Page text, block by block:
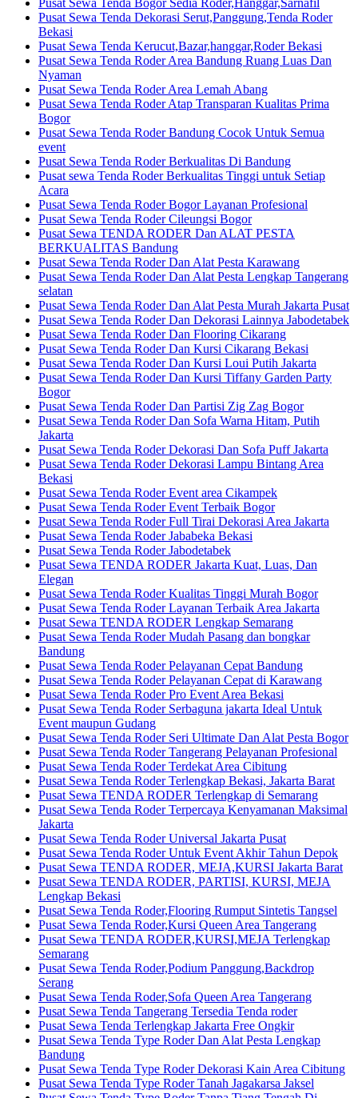
Pusat Sewa Tenda Bogor Sedia Roder,Hanggar,Sarnafil
Pusat Sewa Tenda Dekorasi Serut,Panggung,Tenda Roder
Bekasi
Pusat Sewa Tenda Kerucut,Bazar,hanggar,Roder Bekasi
Pusat Sewa Tenda Roder Area Bandung Ruang Luas Dan
Nyaman
Pusat Sewa Tenda Roder Area Lemah Abang
Pusat Sewa Tenda Roder Atap Transparan Kualitas Prima
Bogor
Pusat Sewa Tenda Roder Bandung Cocok Untuk Semua
event
Pusat Sewa Tenda Roder Berkualitas Di Bandung
Pusat sewa Tenda Roder Berkualitas Tinggi untuk Setiap
Acara
Pusat Sewa Tenda Roder Bogor Layanan Profesional
Pusat Sewa Tenda Roder Cileungsi Bogor
Pusat Sewa TENDA RODER Dan ALAT PESTA
BERKUALITAS Bandung
Pusat Sewa Tenda Roder Dan Alat Pesta Karawang
Pusat Sewa Tenda Roder Dan Alat Pesta Lengkap Tangerang
selatan
Pusat Sewa Tenda Roder Dan Alat Pesta Murah Jakarta Pusat
Pusat Sewa Tenda Roder Dan Dekorasi Lainnya Jabodetabek
Pusat Sewa Tenda Roder Dan Flooring Cikarang
Pusat Sewa Tenda Roder Dan Kursi Cikarang Bekasi
Pusat Sewa Tenda Roder Dan Kursi Loui Putih Jakarta
Pusat Sewa Tenda Roder Dan Kursi Tiffany Garden Party
Bogor
Pusat Sewa Tenda Roder Dan Partisi Zig Zag Bogor
Pusat Sewa Tenda Roder Dan Sofa Warna Hitam, Putih
Jakarta
Pusat Sewa Tenda Roder Dekorasi Dan Sofa Puff Jakarta
Pusat Sewa Tenda Roder Dekorasi Lampu Bintang Area
Bekasi
Pusat Sewa Tenda Roder Event area Cikampek
Pusat Sewa Tenda Roder Event Terbaik Bogor
Pusat Sewa Tenda Roder Full Tirai Dekorasi Area Jakarta
Pusat Sewa Tenda Roder Jababeka Bekasi
Pusat Sewa Tenda Roder Jabodetabek
Pusat Sewa TENDA RODER Jakarta Kuat, Luas, Dan
Elegan
Pusat Sewa Tenda Roder Kualitas Tinggi Murah Bogor
Pusat Sewa Tenda Roder Layanan Terbaik Area Jakarta
Pusat Sewa TENDA RODER Lengkap Semarang
Pusat Sewa Tenda Roder Mudah Pasang dan bongkar
Bandung
Pusat Sewa Tenda Roder Pelayanan Cepat Bandung
Pusat Sewa Tenda Roder Pelayanan Cepat di Karawang
Pusat Sewa Tenda Roder Pro Event Area Bekasi
Pusat Sewa Tenda Roder Serbaguna jakarta Ideal Untuk
Event maupun Gudang
Pusat Sewa Tenda Roder Seri Ultimate Dan Alat Pesta Bogor
Pusat Sewa Tenda Roder Tangerang Pelayanan Profesional
Pusat Sewa Tenda Roder Terdekat Area Cibitung
Pusat Sewa Tenda Roder Terlengkap Bekasi, Jakarta Barat
Pusat Sewa TENDA RODER Terlengkap di Semarang
Pusat Sewa Tenda Roder Terpercaya Kenyamanan Maksimal
Jakarta
Pusat Sewa Tenda Roder Universal Jakarta Pusat
Pusat Sewa Tenda Roder Untuk Event Akhir Tahun Depok
Pusat Sewa TENDA RODER, MEJA,KURSI Jakarta Barat
Pusat Sewa TENDA RODER, PARTISI, KURSI, MEJA
Lengkap Bekasi
Pusat Sewa Tenda Roder,Flooring Rumput Sintetis Tangsel
Pusat Sewa Tenda Roder,Kursi Queen Area Tangerang
Pusat Sewa TENDA RODER,KURSI,MEJA Terlengkap
Semarang
Pusat Sewa Tenda Roder,Podium Panggung,Backdrop
Serang
Pusat Sewa Tenda Roder,Sofa Queen Area Tangerang
Pusat Sewa Tenda Tangerang Tersedia Tenda roder
Pusat Sewa Tenda Terlengkap Jakarta Free Ongkir
Pusat Sewa Tenda Type Roder Dan Alat Pesta Lengkap
Bandung
Pusat Sewa Tenda Type Roder Dekorasi Kain Area Cibitung
Pusat Sewa Tenda Type Roder Tanah Jagakarsa Jaksel